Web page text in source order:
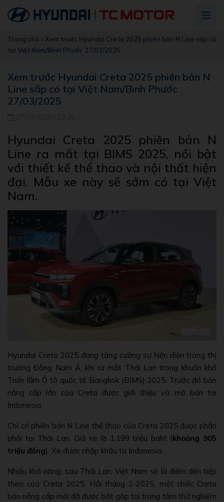
Trang chủ
Xem trước Hyundai Creta 2025 phiên bản N Line sắp có
tại Việt Nam/Bình Phước 27/03/2025
Xem trước Hyundai Creta 2025 phiên bản N
Line sắp có tại Việt Nam/Bình Phước
27/03/2025
Hyundai Creta 2025 phiên bản N
Line ra mắt tại BIMS 2025, nổi bật
với thiết kế thể thao và nội thất hiện
đại. Mẫu xe này sẽ sớm có tại Việt
Nam.
Hyundai Creta 2025 đang tăng cường sự hiện diện trong thị
trường Đông Nam Á, khi ra mắt Thái Lan trong khuôn khổ
Triển lãm Ô tô quốc tế Bangkok (BIMS) 2025. Trước đó bản
nâng cấp lớn của Creta được giới thiệu và mở bán tại
Indonesia.
Chỉ có phiên bản N Line thể thao của Creta 2025 được phân
phối tại Thái Lan. Giá xe là 1,199 triệu baht (khoảng 905
triệu đồng). Xe được nhập khẩu từ Indonesia.
Nhiều khả năng, sau Thái Lan, Việt Nam sẽ là điểm đến tiếp
theo của Creta 2025. Hồi tháng 2-2025, một chiếc Creta
bản nâng cấp mới đã được bắt gặp tại trung tâm thử nghiệm